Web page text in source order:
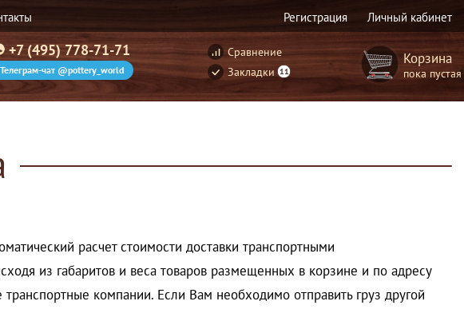
Регистрация Личный кабинет
+7 (495) 778-71-71
Телеграм-чат @pottery_world
Сравнение
Закладки11
Корзина
пока пустая
расчет стоимости доставки транспортными
из габаритов и веса товаров размещенных в корзине и по адресу
компании. Если Вам необходимо отправить груз другой